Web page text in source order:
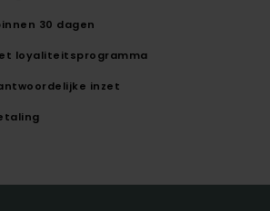
30 dagen
loyaliteitsprogramma
inzet